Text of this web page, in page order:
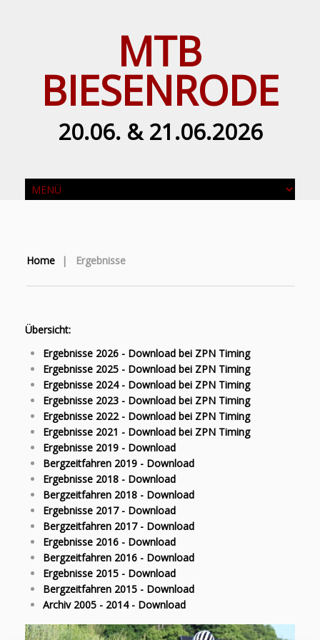
MTB
BIESENRODE
20.06. & 21.06.2026
Home | Ergebnisse
Übersicht:
Ergebnisse 2026 - Download bei ZPN Timing
Ergebnisse 2025 - Download bei ZPN Timing
Ergebnisse 2024 - Download bei ZPN Timing
Ergebnisse 2023 - Download bei ZPN Timing
Ergebnisse 2022 - Download bei ZPN Timing
Ergebnisse 2021 - Download bei ZPN Timing
Ergebnisse 2019 - Download
Bergzeitfahren 2019 - Download
Ergebnisse 2018 - Download
Bergzeitfahren 2018 - Download
Ergebnisse 2017 - Download
Bergzeitfahren 2017 - Download
Ergebnisse 2016 - Download
Bergzeitfahren 2016 - Download
Ergebnisse 2015 - Download
Bergzeitfahren 2015 - Download
Archiv 2005 - 2014 - Download